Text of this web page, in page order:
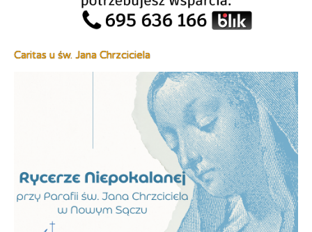
Caritas u św. Jana Chrzciciela